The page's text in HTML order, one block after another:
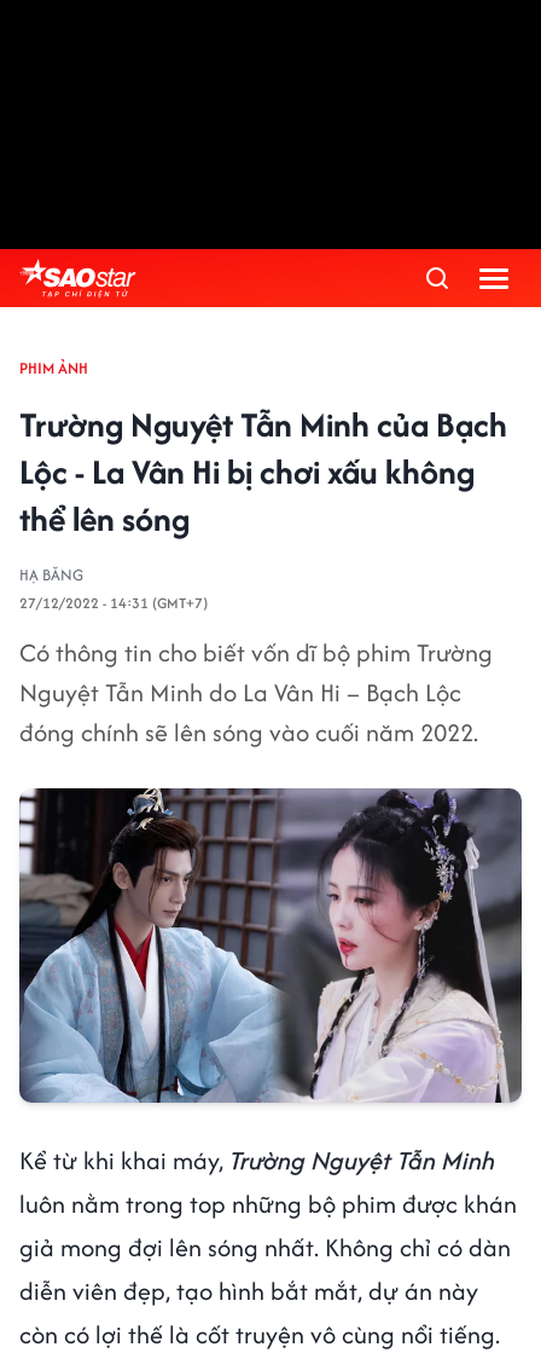
PHIM ẢNH
Trường Nguyệt Tẫn Minh của Bạch
Lộc - La Vân Hi bị chơi xấu không
thể lên sóng
HẠ BĂNG
27/12/2022 - 14:31 (GMT+7)
Có thông tin cho biết vốn dĩ bộ phim Trường
Nguyệt Tẫn Minh do La Vân Hi – Bạch Lộc
đóng chính sẽ lên sóng vào cuối năm 2022.
Kể từ khi khai máy, Trường Nguyệt Tẫn Minh
luôn nằm trong top những bộ phim được khán
giả mong đợi lên sóng nhất. Không chỉ có dàn
diễn viên đẹp, tạo hình bắt mắt, dự án này
còn có lợi thế là cốt truyện vô cùng nổi tiếng.